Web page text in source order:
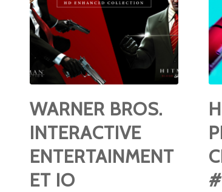
WARNER BROS.
INTERACTIVE
ENTERTAINMENT
ET IO